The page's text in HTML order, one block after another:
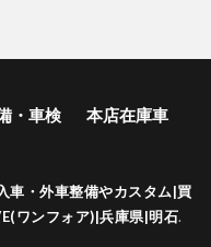
・車検
本店在庫車
車・外車整備やカスタム|買
ワンフォア)|兵庫県|明石.